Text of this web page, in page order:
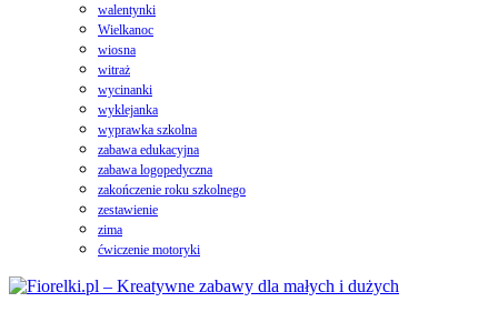
walentynki
Wielkanoc
wiosna
witraż
wycinanki
wyklejanka
wyprawka szkolna
zabawa edukacyjna
zabawa logopedyczna
zakończenie roku szkolnego
zestawienie
zima
ćwiczenie motoryki